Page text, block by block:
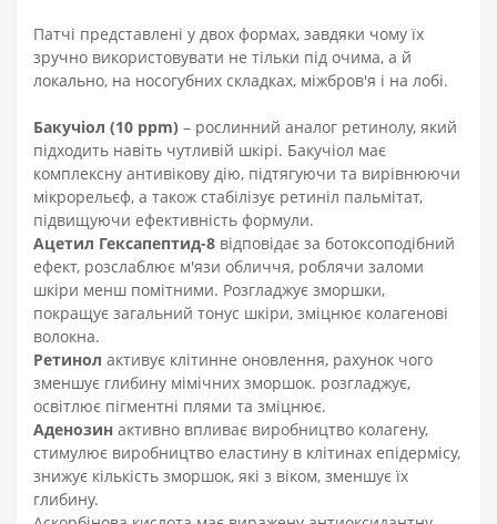
Патчі представлені у двох формах, завдяки чому їх
зручно використовувати не тільки під очима, а й
локально, на носогубних складках, міжбров'я і на лобі.
Бакучіол (10 ppm) – рослинний аналог ретинолу, який
підходить навіть чутливій шкірі. Бакучіол має
комплексну антивікову дію, підтягуючи та вирівнюючи
мікрорельєф, а також стабілізує ретиніл пальмітат,
підвищуючи ефективність формули.
Ацетил Гексапептид-8 відповідає за ботоксоподібний
ефект, розслаблює м'язи обличчя, роблячи заломи
шкіри менш помітними. Розгладжує зморшки,
покращує загальний тонус шкіри, зміцнює колагенові
волокна.
Ретинол активує клітинне оновлення, рахунок чого
зменшує глибину мімічних зморшок. розгладжує,
освітлює пігментні плями та зміцнює.
Аденозин активно впливає виробництво колагену,
стимулює виробництво еластину в клітинах епідермісу,
знижує кількість зморшок, які з віком, зменшує їх
глибину.